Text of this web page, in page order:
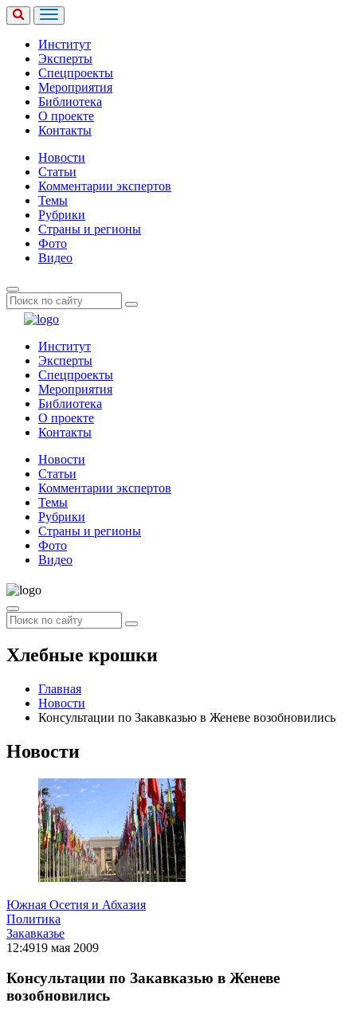
Институт
Эксперты
Спецпроекты
Мероприятия
Библиотека
О проекте
Контакты
Новости
Статьи
Комментарии экспертов
Темы
Рубрики
Страны и регионы
Фото
Видео
Институт
Эксперты
Спецпроекты
Мероприятия
Библиотека
О проекте
Контакты
Новости
Статьи
Комментарии экспертов
Темы
Рубрики
Страны и регионы
Фото
Видео
Хлебные крошки
Главная
Новости
Консультации по Закавказью в Женеве возобновились
Новости
Южная Осетия и Абхазия
Политика
Закавказье
12:4919 мая 2009
Консультации по Закавказью в Женеве
возобновились